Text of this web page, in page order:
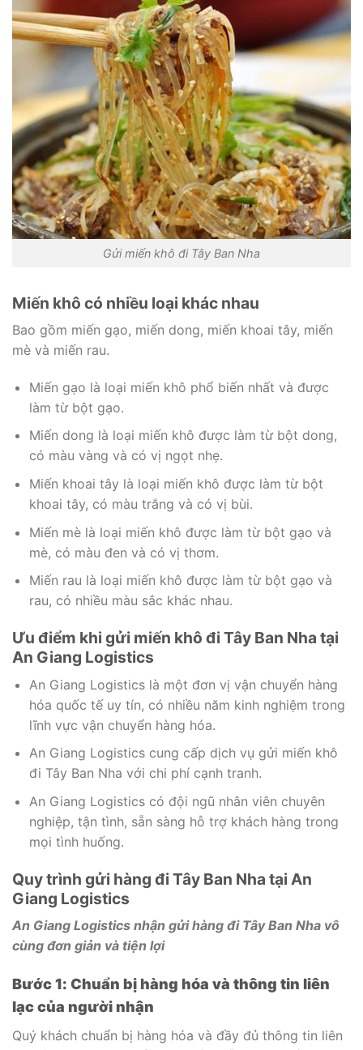
Gửi miến khô đi Tây Ban Nha
Miến khô có nhiều loại khác nhau
Bao gồm miến gạo, miến dong, miến khoai tây, miến
mè và miến rau.
Miến gạo là loại miến khô phổ biến nhất và được
làm từ bột gạo.
Miến dong là loại miến khô được làm từ bột dong,
có màu vàng và có vị ngọt nhẹ.
Miến khoai tây là loại miến khô được làm từ bột
khoai tây, có màu trắng và có vị bùi.
Miến mè là loại miến khô được làm từ bột gạo và
mè, có màu đen và có vị thơm.
Miến rau là loại miến khô được làm từ bột gạo và
rau, có nhiều màu sắc khác nhau.
Ưu điểm khi gửi miến khô đi Tây Ban Nha tại
An Giang Logistics
An Giang Logistics là một đơn vị vận chuyển hàng
hóa quốc tế uy tín, có nhiều năm kinh nghiệm trong
lĩnh vực vận chuyển hàng hóa.
An Giang Logistics cung cấp dịch vụ gửi miến khô
đi Tây Ban Nha với chi phí cạnh tranh.
An Giang Logistics có đội ngũ nhân viên chuyên
nghiệp, tận tình, sẵn sàng hỗ trợ khách hàng trong
mọi tình huống.
Quy trình gửi hàng đi Tây Ban Nha tại An
Giang Logistics
An Giang Logistics nhận gửi hàng đi Tây Ban Nha vô
cùng đơn giản và tiện lợi
Bước 1: Chuẩn bị hàng hóa và thông tin liên
lạc của người nhận
Quý khách chuẩn bị hàng hóa và đầy đủ thông tin liên